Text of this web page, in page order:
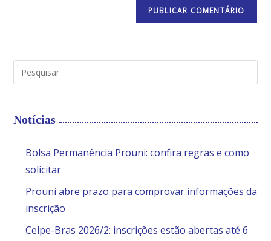
Notícias
Bolsa Permanência Prouni: confira regras e como
solicitar
Prouni abre prazo para comprovar informações da
inscrição
Celpe-Bras 2026/2: inscrições estão abertas até 6